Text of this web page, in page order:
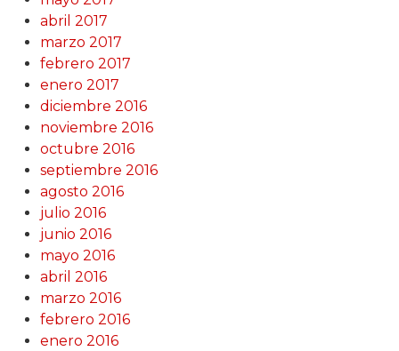
abril 2017
marzo 2017
febrero 2017
enero 2017
diciembre 2016
noviembre 2016
octubre 2016
septiembre 2016
agosto 2016
julio 2016
junio 2016
mayo 2016
abril 2016
marzo 2016
febrero 2016
enero 2016